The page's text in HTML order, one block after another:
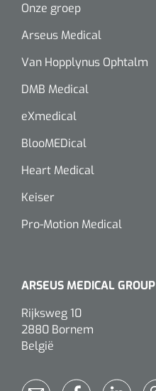
Onze groep
Arseus Medical
Van Hopplynus Ophtalm
DMB Medical
eXmedical
BlooMEDical
Heart Medical
Keiser
Pro-Motion Medical
ARSEUS MEDICAL GROUP
Rijksweg 10
2880 Bornem
België